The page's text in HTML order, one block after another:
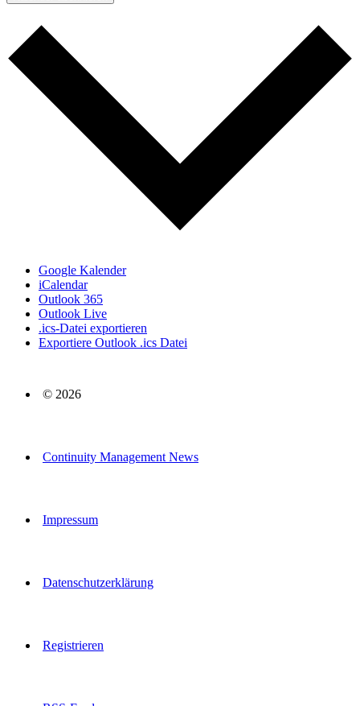
Google Kalender
iCalendar
Outlook 365
Outlook Live
.ics-Datei exportieren
Exportiere Outlook .ics Datei
© 2026
Continuity Management News
Impressum
Datenschutzerklärung
Registrieren